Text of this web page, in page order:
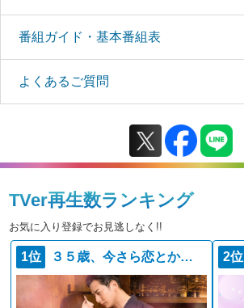
番組ガイド・基本番組表
よくあるご質問
TVer再生数ランキング
お気に入り登録でお見逃しなく!!
1位 ３５歳、今さら恋とかありえない 2位